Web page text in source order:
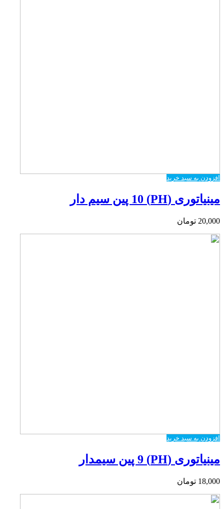
افزودن به سبد خرید
مینیاتوری (PH) 10 پین سیم دار
20,000 تومان
افزودن به سبد خرید
مینیاتوری (PH) 9 پین سیمدار
18,000 تومان